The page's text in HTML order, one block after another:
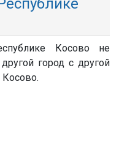
Косово не
город с другой